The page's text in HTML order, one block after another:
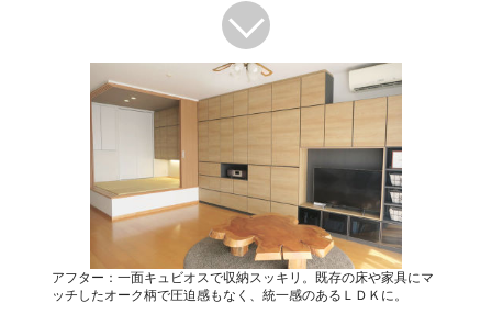
アフター：一面キュビオスで収納スッキリ。既存の床や家具にマ
ッチしたオーク柄で圧迫感もなく、統一感のあるＬＤＫに。